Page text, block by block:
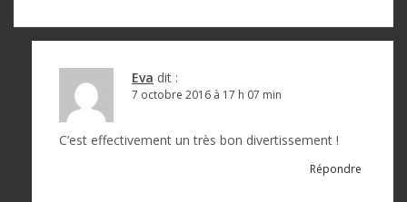
Eva dit :
7 octobre 2016 à 17 h 07 min
C’est effectivement un très bon divertissement !
Répondre